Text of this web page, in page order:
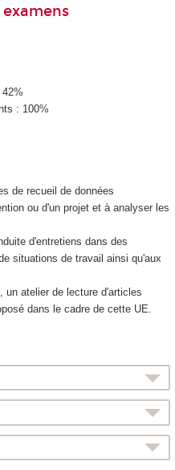
: 100%
de recueil de données
ou d'un projet et à analyser les
d'entretiens dans des
situations de travail ainsi qu'aux
un atelier de lecture d'articles
dans le cadre de cette UE.